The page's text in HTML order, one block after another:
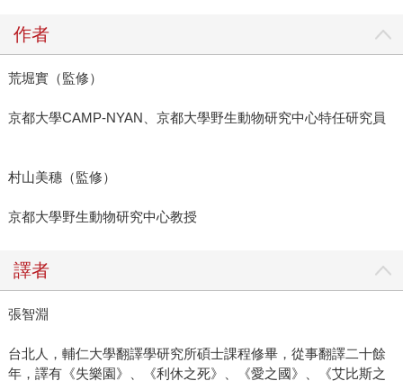
作者
荒堀實（監修）
京都大學CAMP-NYAN、京都大學野生動物研究中心特任研究員
村山美穗（監修）
京都大學野生動物研究中心教授
譯者
張智淵
台北人，輔仁大學翻譯學研究所碩士課程修畢，從事翻譯二十餘
年，譯有《失樂園》、《利休之死》、《愛之國》、《艾比斯之